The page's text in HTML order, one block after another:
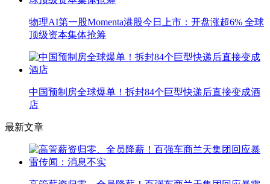
物理AI第一股Momenta港股今日上市：开盘涨超6% 全球
顶级资本集体抢筹
中国预制房全球爆单！拆封84个巨型快递后直接变成酒
店
最新文章